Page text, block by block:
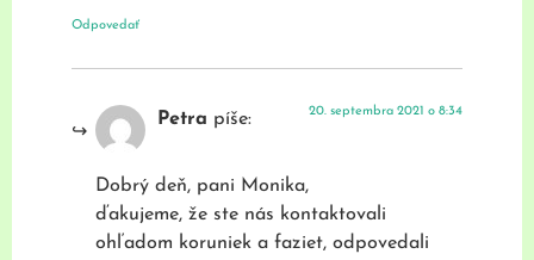
Odpovedať
Petra píše: 20. septembra 2021 o 8:34
Dobrý deň, pani Monika,
ďakujeme, že ste nás kontaktovali
ohľadom koruniek a faziet, odpovedali